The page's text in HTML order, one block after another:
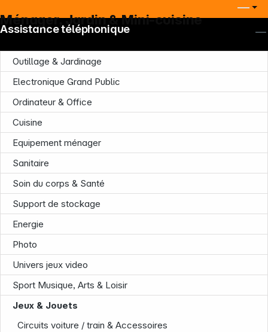
Ménager, Jardin & Mini-cuisine
Outillage & Jardinage
Electronique Grand Public
Ordinateur & Office
Cuisine
Equipement ménager
Sanitaire
Soin du corps & Santé
Support de stockage
Energie
Photo
Univers jeux video
Sport Musique, Arts & Loisir
Jeux & Jouets
Circuits voiture / train & Accessoires
Assistance téléphonique